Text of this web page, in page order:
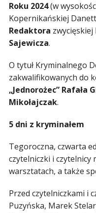
Roku 2024(w
Kopernikańskiej
Redaktora
Sajewicza.
O tytuł Kryminalnego
zakwalifikowanych do
„Jednorożec” Rafała
Mikołajczak.
5 dni z kryminałem
Tegoroczna, czwarta
czytelniczki i czytelnicy
warsztatach, a także
Przed czytelniczkami i
Puzyńska, Marek